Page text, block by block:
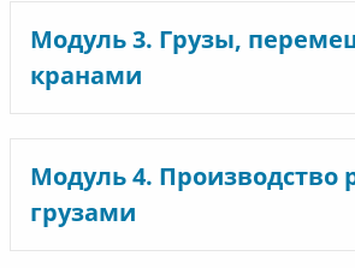
Модуль 3. Грузы,
кранами
Модуль 4. Производство
грузами